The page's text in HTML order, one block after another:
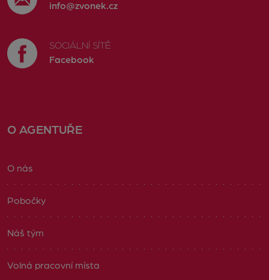
info@zvonek.cz
SOCIÁLNÍ SÍTĚ
Facebook
O AGENTUŘE
O nás
Pobočky
Náš tým
Volná pracovní místa